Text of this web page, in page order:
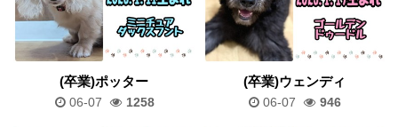
(卒業)ポッター
06-07 1258
(卒業)ウェンディ
06-07 946